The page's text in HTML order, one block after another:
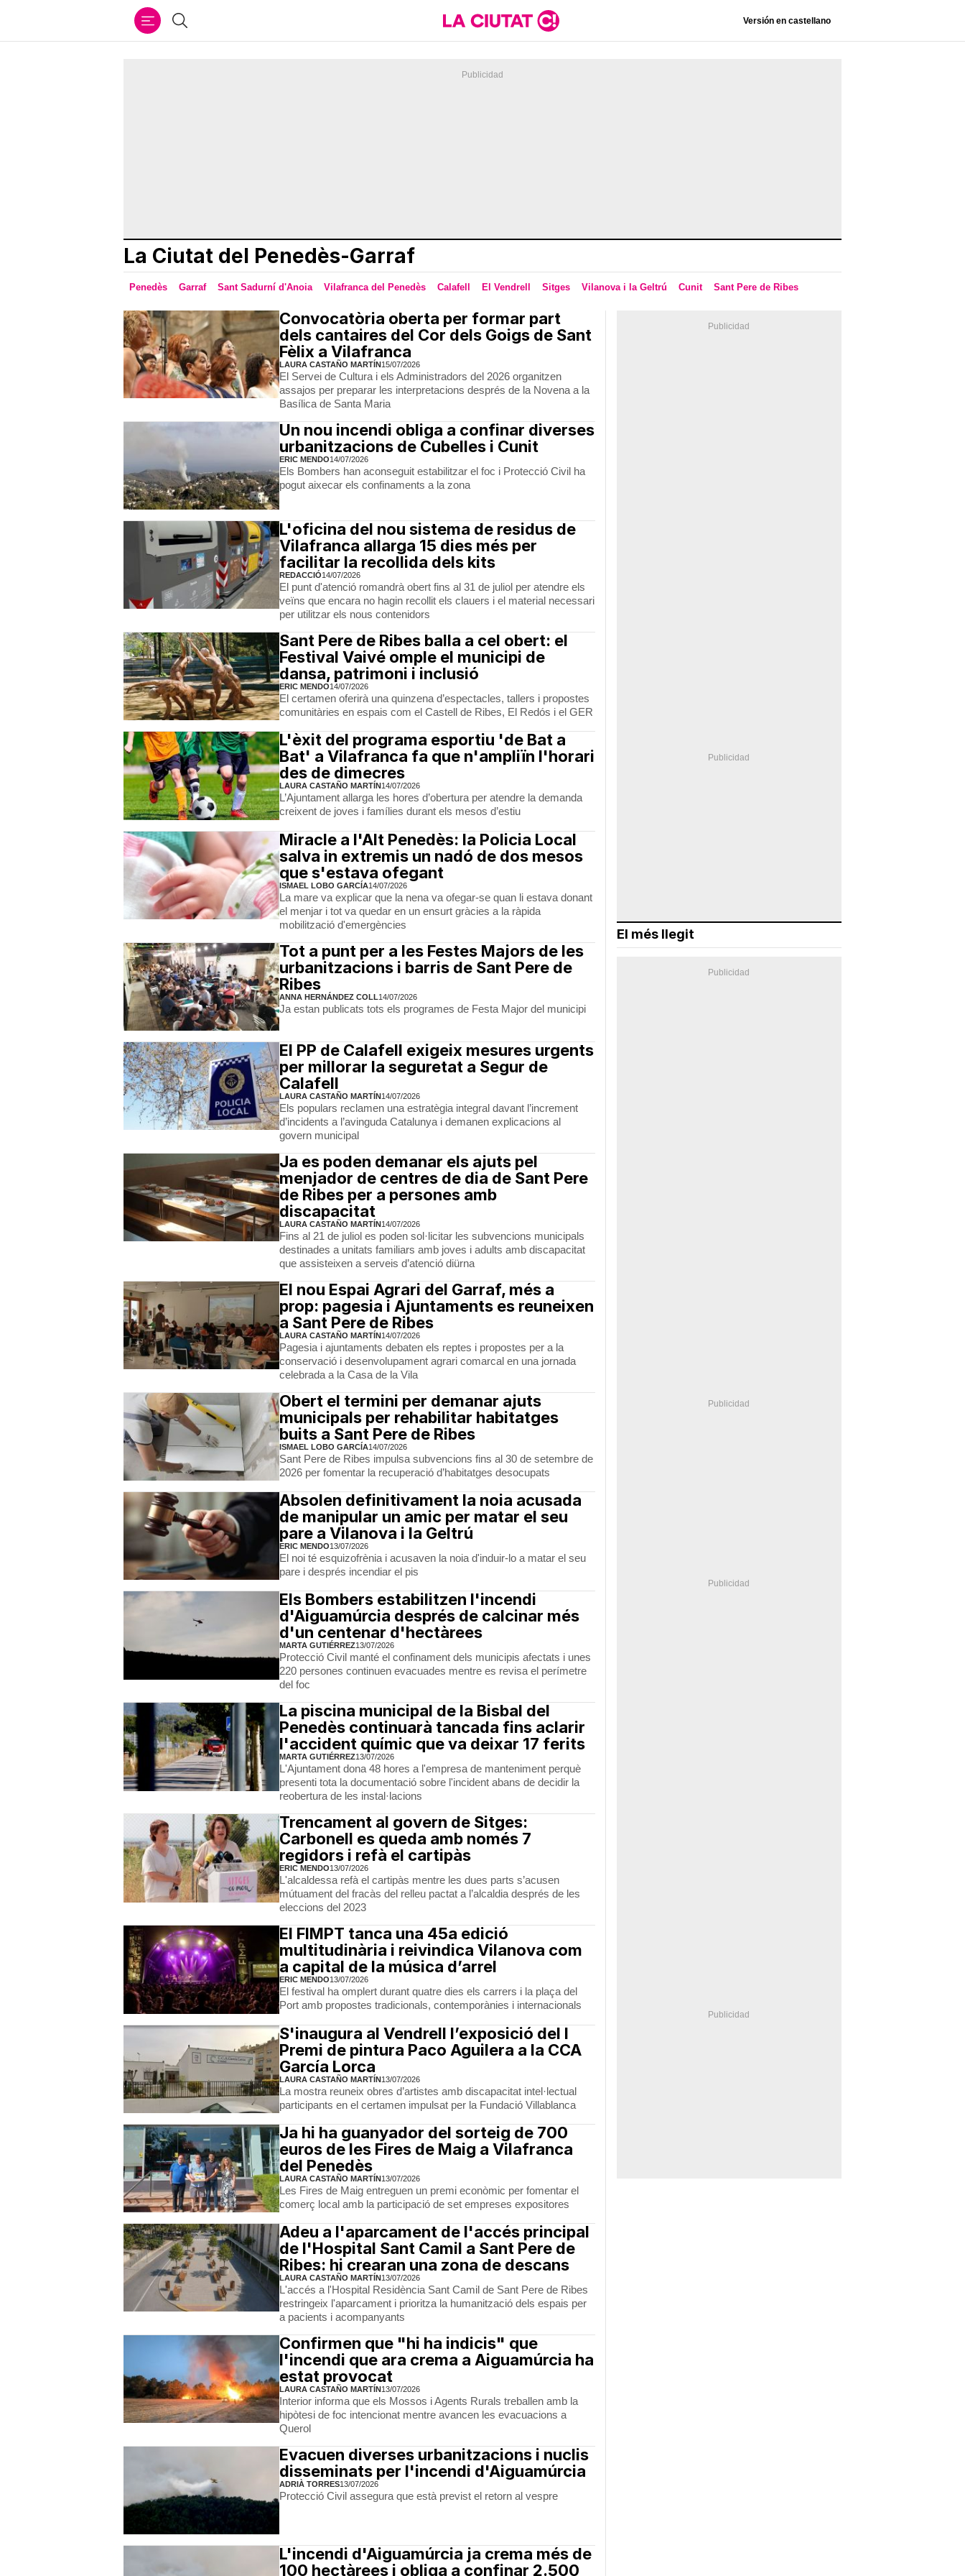
Cercar Versión en castellano
La Ciutat del Penedès-Garraf
Penedès Garraf Sant Sadurní d'Anoia Vilafranca del Penedès Calafell El Vendrell Sitges Vilanova i la Geltrú Cunit Sant Pere de Ribes
Convocatòria oberta per formar part
dels cantaires del Cor dels Goigs de Sant
Fèlix a Vilafranca
LAURA CASTAÑO MARTÍN15/07/2026
El Servei de Cultura i els Administradors del 2026 organitzen
assajos per preparar les interpretacions després de la Novena a la
Basílica de Santa Maria
Un nou incendi obliga a confinar diverses
urbanitzacions de Cubelles i Cunit
ERIC MENDO14/07/2026
Els Bombers han aconseguit estabilitzar el foc i Protecció Civil ha
pogut aixecar els confinaments a la zona
L'oficina del nou sistema de residus de
Vilafranca allarga 15 dies més per
facilitar la recollida dels kits
REDACCIÓ14/07/2026
El punt d'atenció romandrà obert fins al 31 de juliol per atendre els
veïns que encara no hagin recollit els clauers i el material necessari
per utilitzar els nous contenidors
Sant Pere de Ribes balla a cel obert: el
Festival Vaivé omple el municipi de
dansa, patrimoni i inclusió
ERIC MENDO14/07/2026
El certamen oferirà una quinzena d’espectacles, tallers i propostes
comunitàries en espais com el Castell de Ribes, El Redós i el GER
L'èxit del programa esportiu 'de Bat a
Bat' a Vilafranca fa que n'ampliïn l'horari
des de dimecres
LAURA CASTAÑO MARTÍN14/07/2026
L’Ajuntament allarga les hores d’obertura per atendre la demanda
creixent de joves i famílies durant els mesos d’estiu
Miracle a l'Alt Penedès: la Policia Local
salva in extremis un nadó de dos mesos
que s'estava ofegant
ISMAEL LOBO GARCÍA14/07/2026
La mare va explicar que la nena va ofegar-se quan li estava donant
el menjar i tot va quedar en un ensurt gràcies a la ràpida
mobilització d'emergències
Tot a punt per a les Festes Majors de les
urbanitzacions i barris de Sant Pere de
Ribes
ANNA HERNÁNDEZ COLL14/07/2026
Ja estan publicats tots els programes de Festa Major del municipi
El PP de Calafell exigeix mesures urgents
per millorar la seguretat a Segur de
Calafell
LAURA CASTAÑO MARTÍN14/07/2026
Els populars reclamen una estratègia integral davant l’increment
d’incidents a l’avinguda Catalunya i demanen explicacions al
govern municipal
Ja es poden demanar els ajuts pel
menjador de centres de dia de Sant Pere
de Ribes per a persones amb
discapacitat
LAURA CASTAÑO MARTÍN14/07/2026
Fins al 21 de juliol es poden sol·licitar les subvencions municipals
destinades a unitats familiars amb joves i adults amb discapacitat
que assisteixen a serveis d’atenció diürna
El nou Espai Agrari del Garraf, més a
prop: pagesia i Ajuntaments es reuneixen
a Sant Pere de Ribes
LAURA CASTAÑO MARTÍN14/07/2026
Pagesia i ajuntaments debaten els reptes i propostes per a la
conservació i desenvolupament agrari comarcal en una jornada
celebrada a la Casa de la Vila
Obert el termini per demanar ajuts
municipals per rehabilitar habitatges
buits a Sant Pere de Ribes
ISMAEL LOBO GARCÍA14/07/2026
Sant Pere de Ribes impulsa subvencions fins al 30 de setembre de
2026 per fomentar la recuperació d’habitatges desocupats
Absolen definitivament la noia acusada
de manipular un amic per matar el seu
pare a Vilanova i la Geltrú
ERIC MENDO13/07/2026
El noi té esquizofrènia i acusaven la noia d'induir-lo a matar el seu
pare i després incendiar el pis
Els Bombers estabilitzen l'incendi
d'Aiguamúrcia després de calcinar més
d'un centenar d'hectàrees
MARTA GUTIÉRREZ13/07/2026
Protecció Civil manté el confinament dels municipis afectats i unes
220 persones continuen evacuades mentre es revisa el perímetre
del foc
La piscina municipal de la Bisbal del
Penedès continuarà tancada fins aclarir
l'accident químic que va deixar 17 ferits
MARTA GUTIÉRREZ13/07/2026
L'Ajuntament dona 48 hores a l'empresa de manteniment perquè
presenti tota la documentació sobre l'incident abans de decidir la
reobertura de les instal·lacions
Trencament al govern de Sitges:
Carbonell es queda amb només 7
regidors i refà el cartipàs
ERIC MENDO13/07/2026
L'alcaldessa refà el cartipàs mentre les dues parts s’acusen
mútuament del fracàs del relleu pactat a l’alcaldia després de les
eleccions del 2023
El FIMPT tanca una 45a edició
multitudinària i reivindica Vilanova com
a capital de la música d’arrel
ERIC MENDO13/07/2026
El festival ha omplert durant quatre dies els carrers i la plaça del
Port amb propostes tradicionals, contemporànies i internacionals
S'inaugura al Vendrell l’exposició del I
Premi de pintura Paco Aguilera a la CCA
García Lorca
LAURA CASTAÑO MARTÍN13/07/2026
La mostra reuneix obres d’artistes amb discapacitat intel·lectual
participants en el certamen impulsat per la Fundació Villablanca
Ja hi ha guanyador del sorteig de 700
euros de les Fires de Maig a Vilafranca
del Penedès
LAURA CASTAÑO MARTÍN13/07/2026
Les Fires de Maig entreguen un premi econòmic per fomentar el
comerç local amb la participació de set empreses expositores
Adeu a l'aparcament de l'accés principal
de l'Hospital Sant Camil a Sant Pere de
Ribes: hi crearan una zona de descans
LAURA CASTAÑO MARTÍN13/07/2026
L'accés a l'Hospital Residència Sant Camil de Sant Pere de Ribes
restringeix l'aparcament i prioritza la humanització dels espais per
a pacients i acompanyants
Confirmen que "hi ha indicis" que
l'incendi que ara crema a Aiguamúrcia ha
estat provocat
LAURA CASTAÑO MARTÍN13/07/2026
Interior informa que els Mossos i Agents Rurals treballen amb la
hipòtesi de foc intencionat mentre avancen les evacuacions a
Querol
Evacuen diverses urbanitzacions i nuclis
disseminats per l'incendi d'Aiguamúrcia
ADRIÀ TORRES13/07/2026
Protecció Civil assegura que està previst el retorn al vespre
L'incendi d'Aiguamúrcia ja crema més de
100 hectàrees i obliga a confinar 2.500
El més llegit